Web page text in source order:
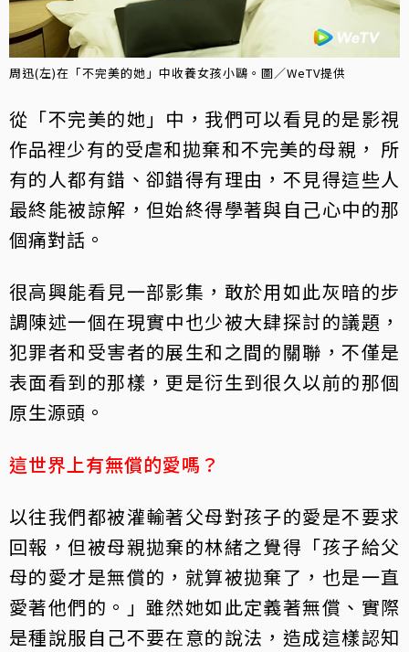
周迅(左)在「不完美的她」中收養女孩小鷗。圖／WeTV提供
從「不完美的她」中，我們可以看見的是影視
作品裡少有的受虐和拋棄和不完美的母親， 所
有的人都有錯、卻錯得有理由，不見得這些人
最終能被諒解，但始終得學著與自己心中的那
個痛對話。
很高興能看見一部影集，敢於用如此灰暗的步
調陳述一個在現實中也少被大肆探討的議題，
犯罪者和受害者的展生和之間的關聯，不僅是
表面看到的那樣，更是衍生到很久以前的那個
原生源頭。
這世界上有無償的愛嗎？
以往我們都被灌輸著父母對孩子的愛是不要求
回報，但被母親拋棄的林緒之覺得「孩子給父
母的愛才是無償的，就算被拋棄了，也是一直
愛著他們的。」雖然她如此定義著無償、實際
是種說服自己不要在意的說法，造成這樣認知